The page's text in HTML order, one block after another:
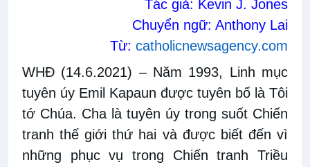
Tác giả: Kevin J. Jones
Chuyển ngữ: Anthony Lai
Từ: catholicnewsagency.com
WHĐ (14.6.2021) – Năm 1993, Linh mục
tuyên úy Emil Kapaun được tuyên bố là Tôi
tớ Chúa. Cha là tuyên úy trong suốt Chiến
tranh thế giới thứ hai và được biết đến vì
những phục vụ trong Chiến tranh Triều